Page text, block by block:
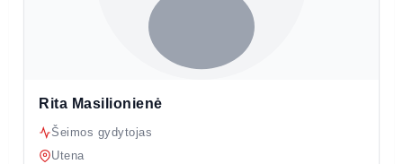
Rita Masilionienė
Šeimos gydytojas
Utena